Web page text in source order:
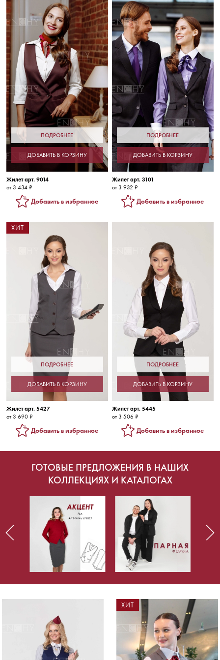
ПОДРОБНЕЕ
ДОБАВИТЬ В КОРЗИНУ
Жилет арт. 9014
от 3 434 ₽
Добавить в избранное
ПОДРОБНЕЕ
ДОБАВИТЬ В КОРЗИНУ
Жилет арт. 3101
от 3 932 ₽
Добавить в избранное
ПОДРОБНЕЕ
ДОБАВИТЬ В КОРЗИНУ
ХИТ
Жилет арт. 5427
от 3 690 ₽
Добавить в избранное
ПОДРОБНЕЕ
ДОБАВИТЬ В КОРЗИНУ
Жилет арт. 5445
от 3 506 ₽
Добавить в избранное
ГОТОВЫЕ ПРЕДЛОЖЕНИЯ В НАШИХ
КОЛЛЕКЦИЯХ И КАТАЛОГАХ
ХИТ